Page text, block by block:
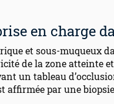
en charge
et sous-muqueux
de la zone atteinte
un tableau
affirmée par une